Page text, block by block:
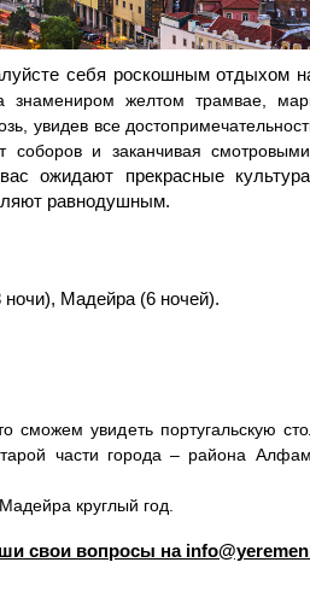
себя роскошным отдыхом
знамениром желтом трамвае,
увидев все
и заканчивая
ожидают прекрасные
равнодушным.
ночи), Мадейра (6 ночей).
увидеть португальскую
части города – района
круглый год.
свои вопросы на